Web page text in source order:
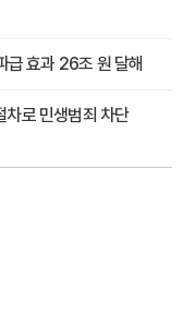
급 효과 26조 원 달해
차로 민생범죄 차단